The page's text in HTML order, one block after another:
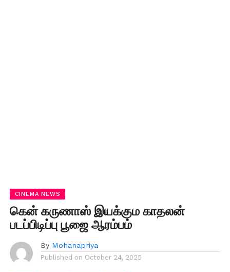
CINEMA NEWS
கென் கருணாஸ் இயக்கும காதலன்
படப்பிடிப்பு பூஜை ஆரம்பம்
By Mohanapriya
Published on October 24, 2025